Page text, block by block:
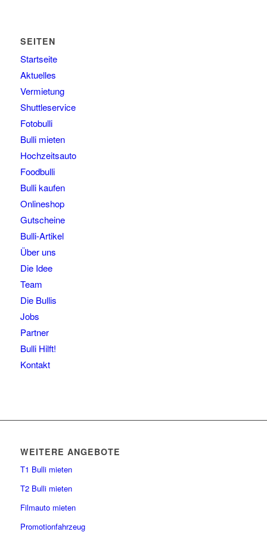
SEITEN
Startseite
Aktuelles
Vermietung
Shuttleservice
Fotobulli
Bulli mieten
Hochzeitsauto
Foodbulli
Bulli kaufen
Onlineshop
Gutscheine
Bulli-Artikel
Über uns
Die Idee
Team
Die Bullis
Jobs
Partner
Bulli Hilft!
Kontakt
WEITERE ANGEBOTE
T1 Bulli mieten
T2 Bulli mieten
Filmauto mieten
Promotionfahrzeug